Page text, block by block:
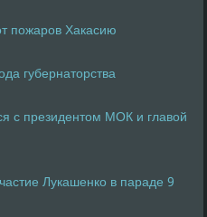
пожаров Хакасию
губернаторства
с президентом МОК и главой
Лукашенко в параде 9